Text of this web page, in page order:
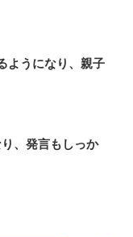
ようになり、親子
、発言もしっか